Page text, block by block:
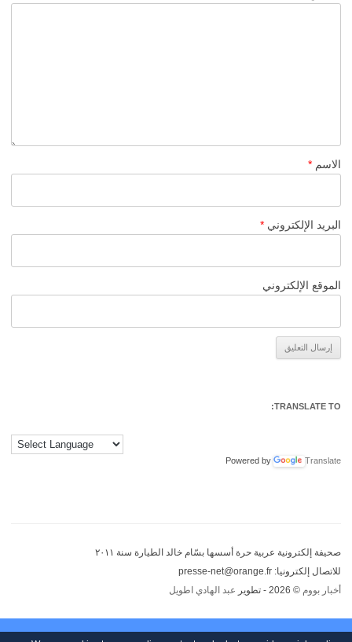
الاسم *
البريد الإلكتروني *
الموقع الإلكتروني
TRANSLATE TO:
Powered by Translate
صحيفة إلكترونية عربية حرة أسسها بسّام خالد الطيارة سنة ٢٠١١
للاتصال إلكترونيا: presse-net@orange.fr
أخبار بووم © 2026 - تطوير عبد الهادي اطويل